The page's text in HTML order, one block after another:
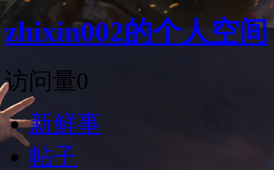
zhixin002的个人空间
访问量0
新鲜事
帖子